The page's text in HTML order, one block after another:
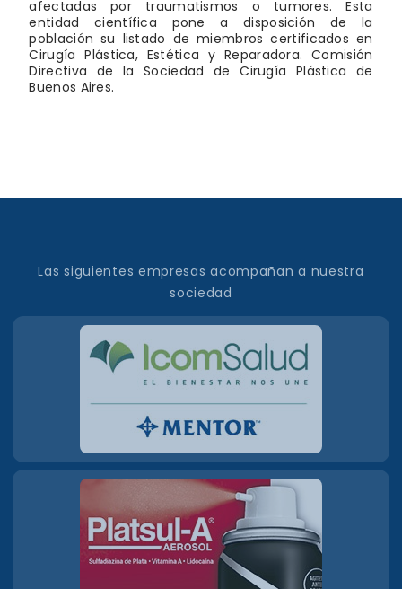
afectadas por traumatismos o tumores. Esta
entidad científica pone a disposición de la
población su listado de miembros certificados en
Cirugía Plástica, Estética y Reparadora. Comisión
Directiva de la Sociedad de Cirugía Plástica de
Buenos Aires.
Las siguientes empresas acompañan a nuestra
sociedad